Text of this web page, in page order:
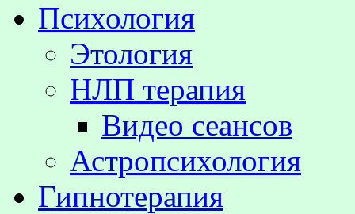
Психология
Этология
НЛП терапия
Видео сеансов
Астропсихология
Гипнотерапия